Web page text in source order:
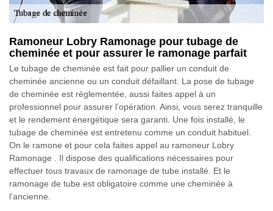
Ramoneur Lobry Ramonage pour tubage de
cheminée et pour assurer le ramonage parfait
Le tubage de cheminée est fait pour pallier un conduit de
cheminée ancienne ou un conduit défaillant. La pose de tubage
de cheminée est réglementée, aussi faites appel à un
professionnel pour assurer l’opération. Ainsi, vous serez tranquille
et le rendement énergétique sera garanti. Une fois installé, le
tubage de cheminée est entretenu comme un conduit habituel.
On le ramone et pour cela faites appel au ramoneur Lobry
Ramonage . Il dispose des qualifications nécessaires pour
effectuer tous travaux de ramonage de tube installé. Et le
ramonage de tube est obligatoire comme une cheminée à
l’ancienne.